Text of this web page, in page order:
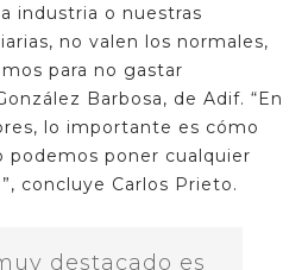
industria o nuestras
no valen los normales,
para no gastar
Barbosa, de Adif. “En
lo importante es cómo
podemos poner cualquier
concluye Carlos Prieto.
destacado es